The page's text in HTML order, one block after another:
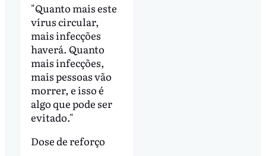
"Quanto mais este
vírus circular,
mais infecções
haverá. Quanto
mais infecções,
mais pessoas vão
morrer, e isso é
algo que pode ser
evitado."
Dose de reforço